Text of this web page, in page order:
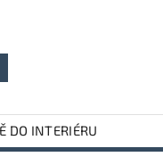
DO INTERIÉRU